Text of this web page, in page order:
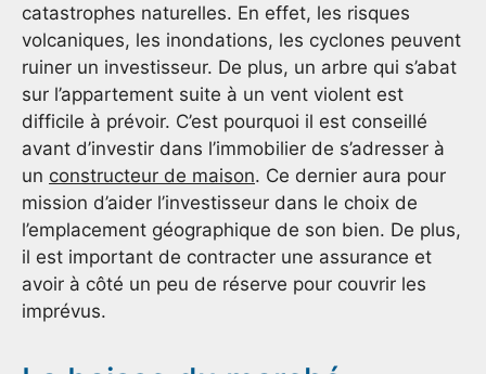
catastrophes naturelles. En effet, les risques
volcaniques, les inondations, les cyclones peuvent
ruiner un investisseur. De plus, un arbre qui s’abat
sur l’appartement suite à un vent violent est
difficile à prévoir. C’est pourquoi il est conseillé
avant d’investir dans l’immobilier de s’adresser à
un constructeur de maison. Ce dernier aura pour
mission d’aider l’investisseur dans le choix de
l’emplacement géographique de son bien. De plus,
il est important de contracter une assurance et
avoir à côté un peu de réserve pour couvrir les
imprévus.